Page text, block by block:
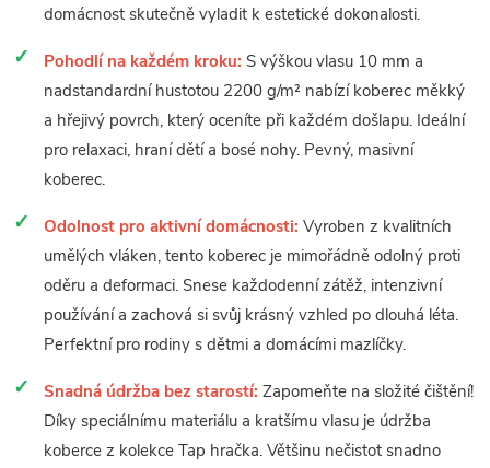
domácnost skutečně vyladit k estetické dokonalosti.
Pohodlí na každém kroku: S výškou vlasu 10 mm a
nadstandardní hustotou 2200 g/m² nabízí koberec měkký
a hřejivý povrch, který oceníte při každém došlapu. Ideální
pro relaxaci, hraní dětí a bosé nohy. Pevný, masivní
koberec.
Odolnost pro aktivní domácnosti: Vyroben z kvalitních
umělých vláken, tento koberec je mimořádně odolný proti
oděru a deformaci. Snese každodenní zátěž, intenzivní
používání a zachová si svůj krásný vzhled po dlouhá léta.
Perfektní pro rodiny s dětmi a domácími mazlíčky.
Snadná údržba bez starostí: Zapomeňte na složité čištění!
Díky speciálnímu materiálu a kratšímu vlasu je údržba
koberce z kolekce Tap hračka. Většinu nečistot snadno